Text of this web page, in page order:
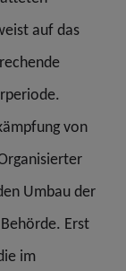
auf das
von
Umbau der
Erst
im